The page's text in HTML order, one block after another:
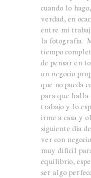
cuando lo
verdad, en
entre mi
la fotografia.
tiempo
de pensar en
un negocio
que no pueda
para que halla
trabajo y lo
irme a casa y
siguiente dia
ver con
muy dificil
equilibrio,
ser algo